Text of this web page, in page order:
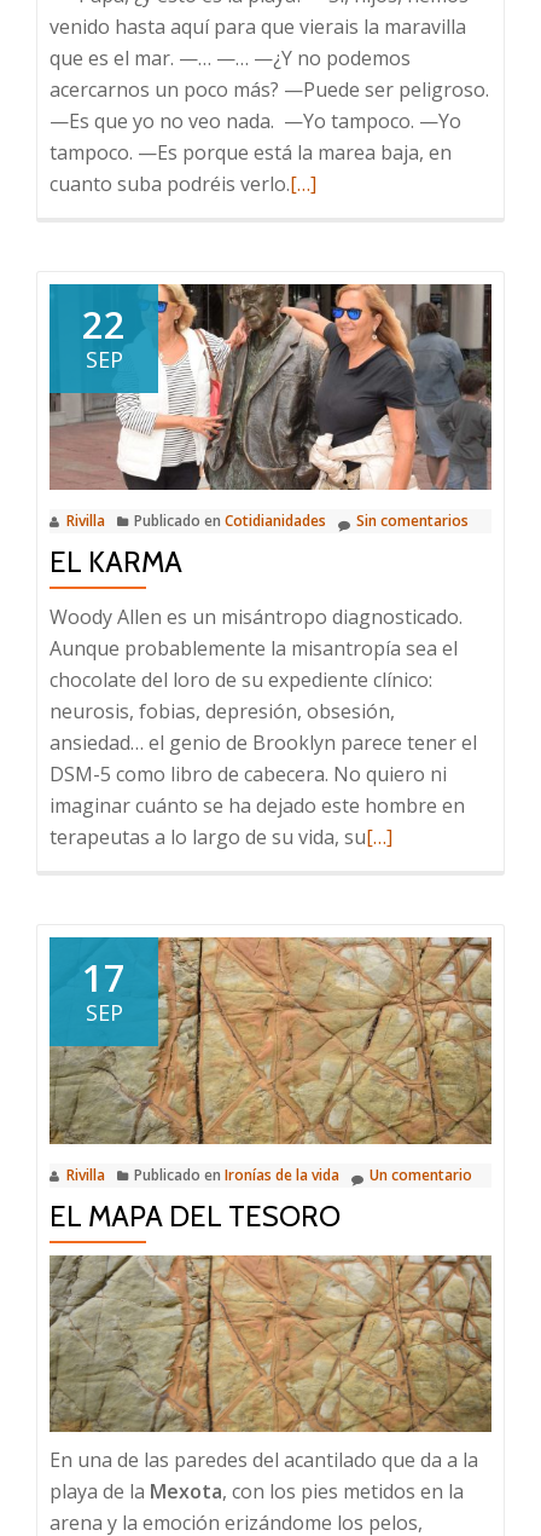
venido hasta aquí para que vierais la maravilla
que es el mar. —… —… —¿Y no podemos
acercarnos un poco más? —Puede ser peligroso.
—Es que yo no veo nada. —Yo tampoco. —Yo
tampoco. —Es porque está la marea baja, en
cuanto suba podréis verlo.Leer
Cautela
[…]
22
SEP
Rivilla Publicado en Cotidianidades Sin comentarios
EL KARMA
Woody Allen es un misántropo diagnosticado.
Aunque probablemente la misantropía sea el
chocolate del loro de su expediente clínico:
neurosis, fobias, depresión, obsesión,
ansiedad… el genio de Brooklyn parece tener el
DSM-5 como libro de cabecera. No quiero ni
imaginar cuánto se ha dejado este hombre en
terapeutas a lo largo de su vida, suLeer
Karma
[…]
17
SEP
Rivilla Publicado en Ironías de la vida Un comentario
EL MAPA DEL TESORO
En una de las paredes del acantilado que da a la
playa de la Mexota, con los pies metidos en la
arena y la emoción erizándome los pelos,